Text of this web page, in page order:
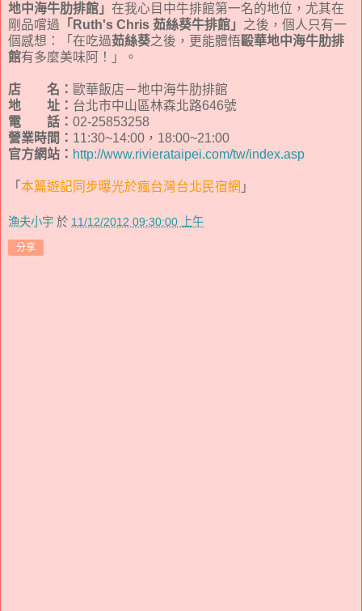
地中海牛肋排館」 在我心目中牛排館第一名的地位，尤其在
剛品嚐過 「Ruth's Chris 茹絲葵牛排館」 之後，個人只有一
個感想：「在吃過茹絲葵之後，更能體悟毆華地中海牛肋排
館有多麼美味阿！」。
店 名： 歐華飯店－地中海牛肋排館
地 址： 台北市中山區林森北路646號
電 話： 02-25853258
營業時間： 11:30~14:00，18:00~21:00
官方網站： http://www.rivierataipei.com/tw/index.asp
「 本篇遊記同步曝光於瘋台灣台北民宿網 」
漁夫小宇 於 11/12/2012 09:30:00 上午
分享